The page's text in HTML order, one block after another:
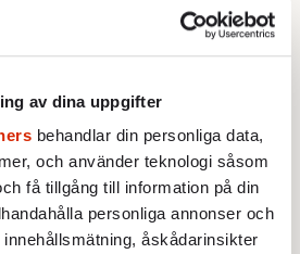
av dina uppgifter
behandlar din personliga data,
och använder teknologi såsom
få tillgång till information på din
personliga annonser och
åskådarinsikter
islamistdådet oroar sig
visar vad som sägs
ställs aldrig dessa frågor?
quislingar och sten i glashus